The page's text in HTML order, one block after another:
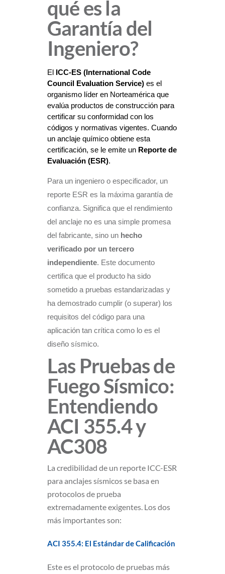
qué es la
Garantía del
Ingeniero?
El
ICC-ES (International Code
Council Evaluation Service) es el
organismo líder en Norteamérica que
evalúa productos de construcción para
certificar su conformidad con los
códigos y normativas vigentes. Cuando
un anclaje químico obtiene esta
certificación, se le emite un Reporte de
Evaluación (ESR).
Para un ingeniero o especificador, un
reporte ESR es la máxima garantía de
confianza. Significa que el rendimiento
del anclaje no es una simple promesa
del fabricante, sino un hecho
verificado por un tercero
independiente. Este documento
certifica que el producto ha sido
sometido a pruebas estandarizadas y
ha demostrado cumplir (o superar) los
requisitos del código para una
aplicación tan crítica como lo es el
diseño sísmico.
Las Pruebas de
Fuego Sísmico:
Entendiendo
ACI 355.4 y
AC308
La credibilidad de un reporte ICC-ESR
para anclajes sísmicos se basa en
protocolos de prueba
extremadamente exigentes. Los dos
más importantes son:
ACI 355.4: El Estándar de Calificación
Este es el protocolo de pruebas más